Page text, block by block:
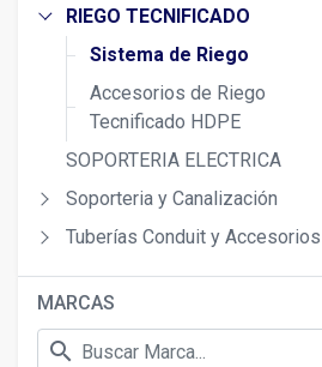
RIEGO TECNIFICADO
Sistema de Riego
Accesorios de Riego
Tecnificado HDPE
SOPORTERIA ELECTRICA
Soporteria y Canalización
Tuberías Conduit y Accesorios
MARCAS
search